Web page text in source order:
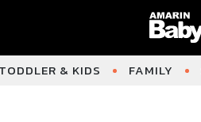
TODDLER & KIDS FAMILY